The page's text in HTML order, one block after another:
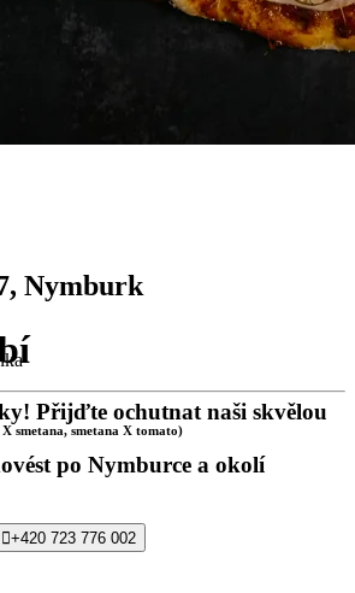
Nymburk
Přijďte ochutnat naši skvělou
po Nymburce a okolí
+420 723 776 002
smetana, smetana X tomato)